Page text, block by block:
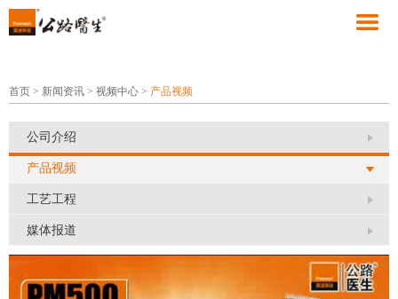
首页 > 新闻资讯 > 视频中心 > 产品视频
公司介绍
产品视频
工艺工程
媒体报道